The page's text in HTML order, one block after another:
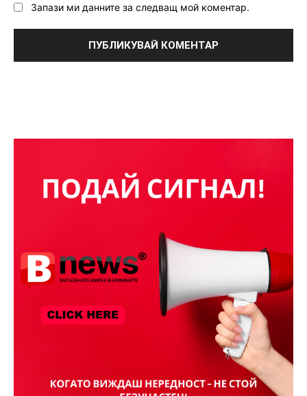
Запази ми данните за следващ мой коментар.